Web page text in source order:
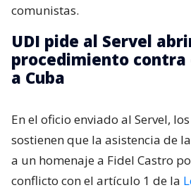
comunistas.
UDI pide al Servel
procedimiento contra
a Cuba
En el oficio enviado al Servel,
sostienen que la asistencia de
a un homenaje a Fidel Castro
conflicto con el artículo 1 de la